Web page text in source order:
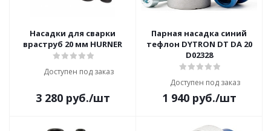
Насадки для сварки
враструб 20 мм HURNER
Доступен под заказ
3 280руб./шт
Парная насадка синий
тефлон DYTRON DT DA 20
D02328
Доступен под заказ
1 940руб./шт